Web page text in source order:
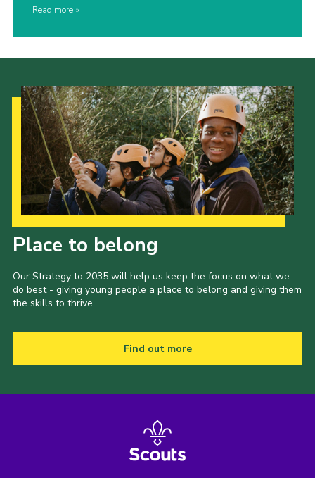
Read more
Place to belong
Our Strategy to 2035 will help us keep the focus on what we
do best - giving young people a place to belong and giving them
the skills to thrive.
Find out more